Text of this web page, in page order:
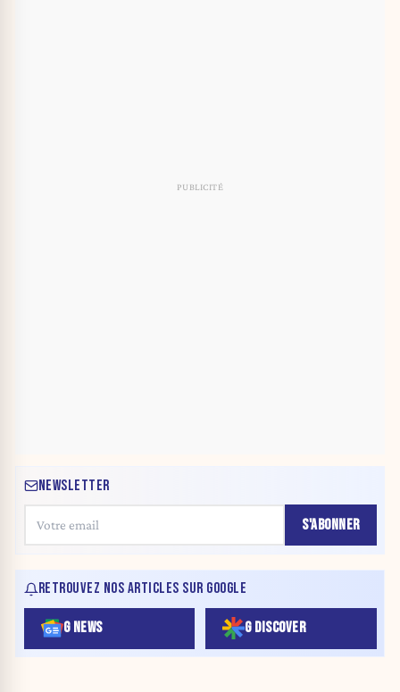
NEWSLETTER
S'ABONNER
RETROUVEZ NOS ARTICLES SUR GOOGLE
G NEWS G DISCOVER